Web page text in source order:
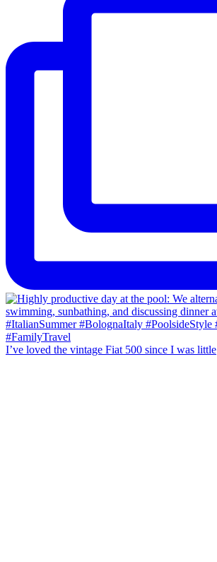
I’ve loved the vintage Fiat 500 since I was little